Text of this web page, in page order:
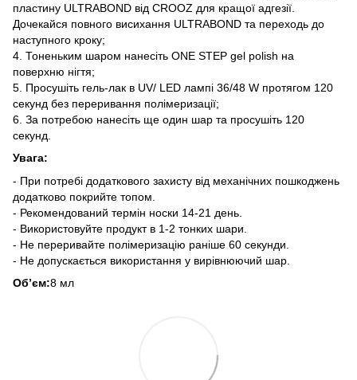
пластину ULTRABOND від CROOZ для кращої адгезії.
Дочекайся повного висихання ULTRABOND та переходь до
наступного кроку;
4. Тоненьким шаром нанесіть ONE STEP gel polish на
поверхню нігтя;
5. Просушіть гель-лак в UV/ LED лампі 36/48 W протягом 120
секунд без переривання полімеризації;
6. За потребою нанесіть ще один шар та просушіть 120
секунд.
Увага:
- При потребі додаткового захисту від механічних пошкоджень
додатково покрийте топом.
- Рекомендований термін носки 14-21 день.
- Використовуйте продукт в 1-2 тонких шари.
- Не переривайте полімеризацію раніше 60 секунди.
- Не допускається використання у вирівнюючий шар.
Обʼєм:8 мл